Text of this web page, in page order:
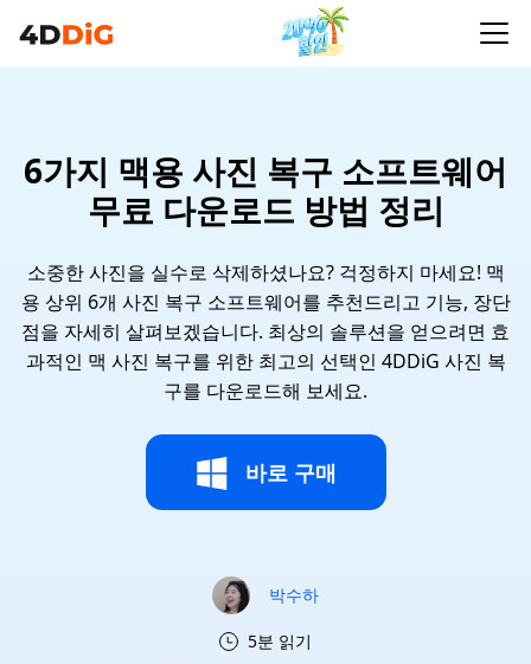
6가지 맥용 사진 복구 소프트웨어
무료 다운로드 방법 정리
소중한 사진을 실수로 삭제하셨나요? 걱정하지 마세요! 맥
용 상위 6개 사진 복구 소프트웨어를 추천드리고 기능, 장단
점을 자세히 살펴보겠습니다. 최상의 솔루션을 얻으려면 효
과적인 맥 사진 복구를 위한 최고의 선택인 4DDiG 사진 복
구를 다운로드해 보세요.
바로 구매
박수하
5분 읽기